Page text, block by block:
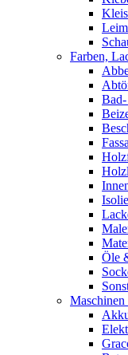
Leim
Farben,
Öle